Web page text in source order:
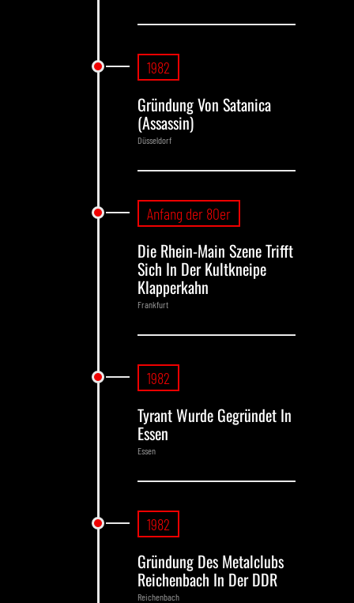
1982
Gründung Von Satanica
(Assassin)
Düsseldorf
Anfang der 80er
Die Rhein-Main Szene Trifft
Sich In Der Kultkneipe
Klapperkahn
Frankfurt
1982
Tyrant Wurde Gegründet In
Essen
Essen
1982
Gründung Des Metalclubs
Reichenbach In Der DDR
Reichenbach